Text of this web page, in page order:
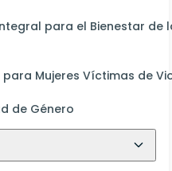
para el Bienestar de
para Mujeres Víctimas de
de Género